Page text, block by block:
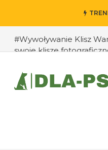
#Wywoływanie Klisz
swoje klisze
#Jak przedłużyć życie
#Jak zapobiec